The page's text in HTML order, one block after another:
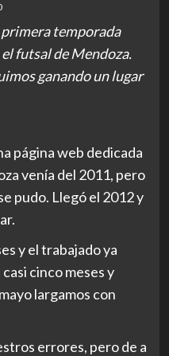
temporada
futsal de Mendoza.
ganando un lugar
página web dedicada
venía del 2011, pero
pudo. Llegó el 2012 y
y el trabajado ya
cinco meses y
largamos con
errores, pero de a